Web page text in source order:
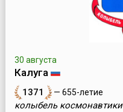
30 августа
Калуга
1371 — 655-летие
колыбель космонавтики